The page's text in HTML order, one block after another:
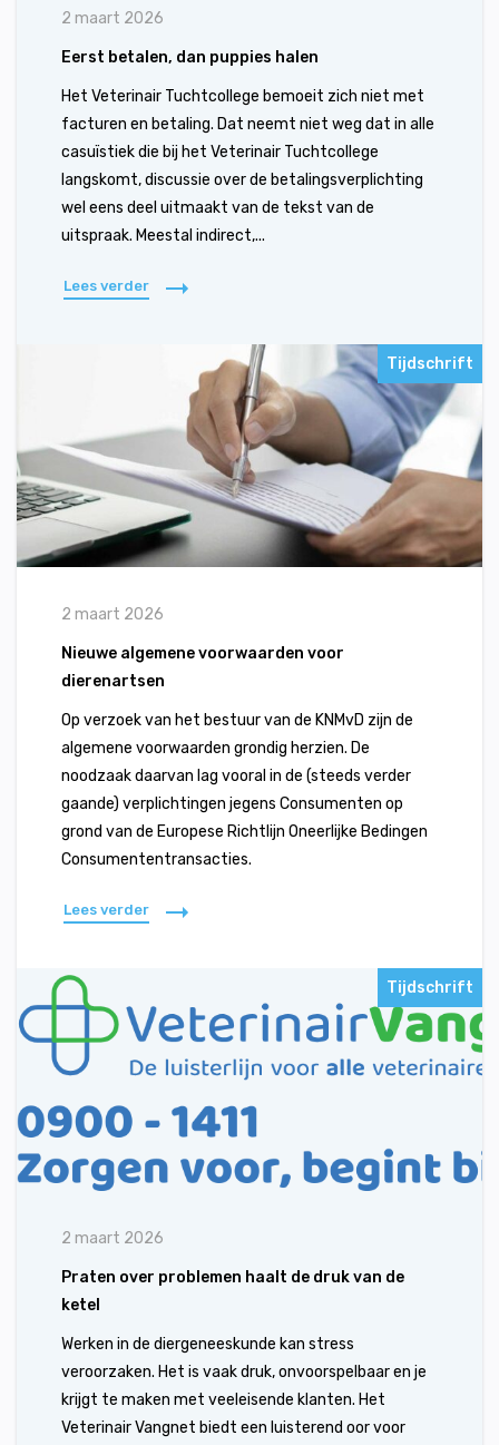
2 maart 2026
Eerst betalen, dan puppies halen
Het Veterinair Tuchtcollege bemoeit zich niet met
facturen en betaling. Dat neemt niet weg dat in alle
casuïstiek die bij het Veterinair Tuchtcollege
langskomt, discussie over de betalingsverplichting
wel eens deel uitmaakt van de tekst van de
uitspraak. Meestal indirect,...
Lees verder
Tijdschrift
2 maart 2026
Nieuwe algemene voorwaarden voor
dierenartsen
Op verzoek van het bestuur van de KNMvD zijn de
algemene voorwaarden grondig herzien. De
noodzaak daarvan lag vooral in de (steeds verder
gaande) verplichtingen jegens Consumenten op
grond van de Europese Richtlijn Oneerlijke Bedingen
Consumententransacties.
Lees verder
Tijdschrift
2 maart 2026
Praten over problemen haalt de druk van de
ketel
Werken in de diergeneeskunde kan stress
veroorzaken. Het is vaak druk, onvoorspelbaar en je
krijgt te maken met veeleisende klanten. Het
Veterinair Vangnet biedt een luisterend oor voor